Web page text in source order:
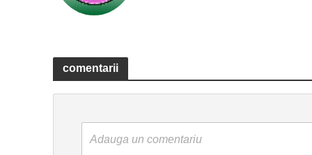
comentarii
Adauga un comentariu